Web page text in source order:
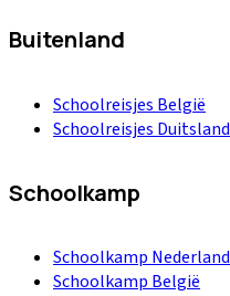
Buitenland
Schoolreisjes België
Schoolreisjes Duitsland
Schoolkamp
Schoolkamp Nederland
Schoolkamp België